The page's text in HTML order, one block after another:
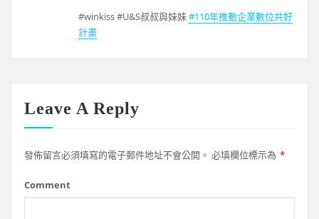
#winkiss #U&S叔叔與妹妹#110年推動企業數位共好
計畫
Leave A Reply
發佈留言必須填寫的電子郵件地址不會公開。 必填欄位標示為 *
Comment